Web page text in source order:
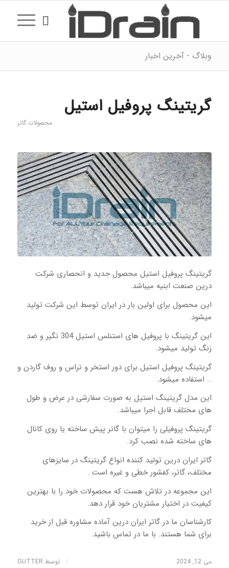
وبلاگ - آخرین اخبار
گریتینگ پروفیل استیل
محصولات گاتر
گریتینگ پروفیل استیل محصول جدید و انحصاری شرکت
درین صنعت ابنیه میباشد.
این محصول برای اولین بار در ایران توسط این شرکت تولید
میشود.
این گریتینگ با پروفیل های استنلس استیل 304 نگیر و ضد
زنگ تولید میشود.
گریتینگ پروفیل استیل برای دور استخر و تراس و روف گاردن و
… استفاده میشود.
این مدل گریتینگ استیل به صورت سفارشی در عرض و طول
های مختلف قابل اجرا میباشد.
گریتینگ پروفیلی را میتوان با گاتر پیش ساخته یا روی کانال
های ساخته شده نصب کرد.
گاتر ایران درین تولید کننده انواع گریتینگ در سایزهای
مختلف، گاتر، کفشور خطی و غیره است .
این مجموعه در تلاش هست که محصولات خود را با بهترین
کیفیت در اختیار مشتریان خود قرار دهد.
کارشناسان ما در گاتر ایران درین آماده مشاوره قبل از خرید
برای شما هستند. با ما در تماس باشید.
می 12, 2024 / توسط GUTTER